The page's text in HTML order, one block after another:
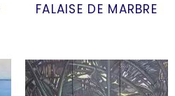
FALAISE DE MARBRE